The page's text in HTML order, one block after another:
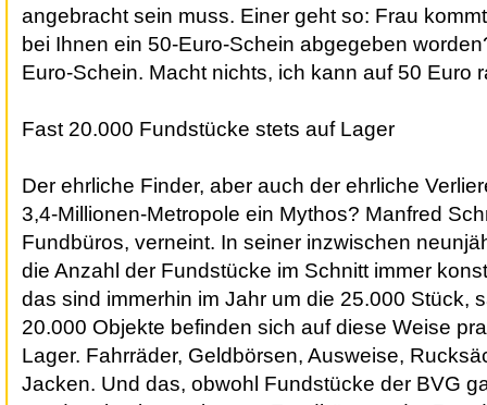
angebracht sein muss. Einer geht so: Frau
bei Ihnen ein 50-Euro-Schein abgegeben
Euro-Schein. Macht nichts, ich kann auf 50 Euro
Fast 20.000 Fundstücke stets auf Lager
Der ehrliche Finder, aber auch der ehrliche
3,4-Millionen-Metropole ein Mythos? Manfred
Fundbüros, verneint. In seiner inzwischen
die Anzahl der Fundstücke im Schnitt immer
das sind immerhin im Jahr um die 25.000 Stück,
20.000 Objekte befinden sich auf diese Weise
Lager. Fahrräder, Geldbörsen, Ausweise,
Jacken. Und das, obwohl Fundstücke der BVG